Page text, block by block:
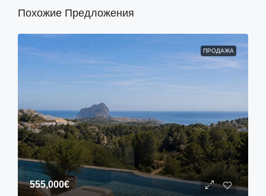
Похожие Предложения
ПРОДАЖА
555,000€